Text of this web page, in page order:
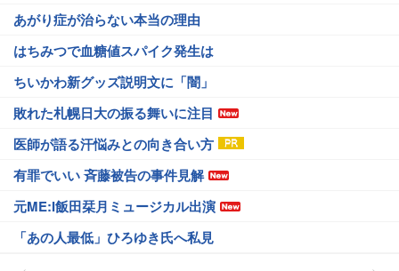
あがり症が治らない本当の理由
はちみつで血糖値スパイク発生は
ちいかわ新グッズ説明文に「闇」
敗れた札幌日大の振る舞いに注目
医師が語る汗悩みとの向き合い方
有罪でいい 斉藤被告の事件見解
元ME:I飯田栞月ミュージカル出演
「あの人最低」ひろゆき氏へ私見